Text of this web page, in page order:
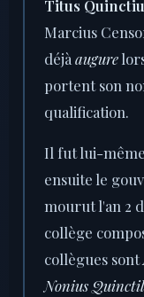
Titus
Marcius
déjà augure
portent son
qualification.
Il fut lui-
ensuite le
mourut l'an 2
collège
collègues sont
Nonius